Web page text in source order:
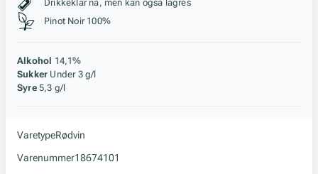
Drikkeklar nå, men kan også lagres
Pinot Noir 100%
Alkohol 14,1%
Sukker Under 3 g/l
Syre 5,3 g/l
VaretypeRødvin
Varenummer18674101